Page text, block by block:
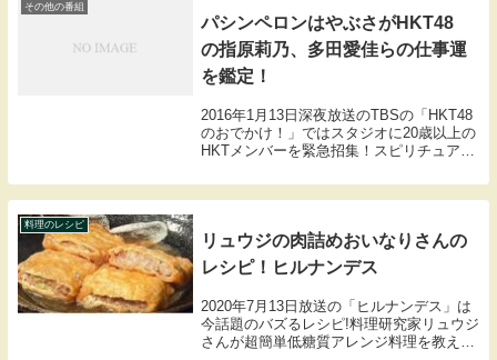
その他の番組
パシンペロンはやぶさがHKT48
の指原莉乃、多田愛佳らの仕事運
を鑑定！
2016年1月13日深夜放送のTBSの「HKT48
のおでかけ！」ではスタジオに20歳以上の
HKTメンバーを緊急招集！スピリチュアル
メンバーの仕事運、恋愛運、性感帯をスピ
リチュアル鑑定しました。ここで...
料理のレシピ
リュウジの肉詰めおいなりさんの
レシピ！ヒルナンデス
2020年7月13日放送の「ヒルナンデス」は
今話題のバズるレシピ!料理研究家リュウジ
さんが超簡単低糖質アレンジ料理を教えて